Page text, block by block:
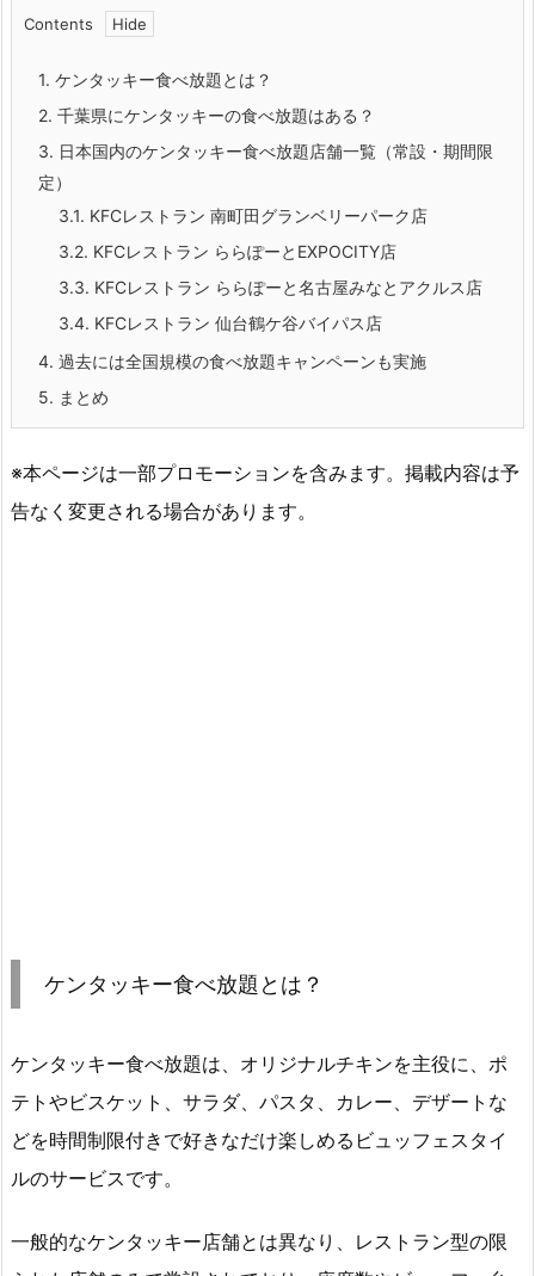
Contents
1. ケンタッキー食べ放題とは？
2. 千葉県にケンタッキーの食べ放題はある？
3. 日本国内のケンタッキー食べ放題店舗一覧（常設・期間限
定）
3.1. KFCレストラン 南町田グランベリーパーク店
3.2. KFCレストラン ららぽーとEXPOCITY店
3.3. KFCレストラン ららぽーと名古屋みなとアクルス店
3.4. KFCレストラン 仙台鶴ケ谷バイパス店
4. 過去には全国規模の食べ放題キャンペーンも実施
5. まとめ
※本ページは一部プロモーションを含みます。掲載内容は予
告なく変更される場合があります。
ケンタッキー食べ放題とは？
ケンタッキー食べ放題は、オリジナルチキンを主役に、ポ
テトやビスケット、サラダ、パスタ、カレー、デザートな
どを時間制限付きで好きなだけ楽しめるビュッフェスタイ
ルのサービスです。
一般的なケンタッキー店舗とは異なり、レストラン型の限